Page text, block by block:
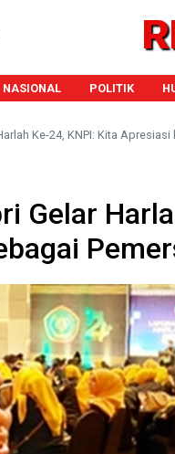
NASIONAL POLITIK
Ke-24, KNPI: Kita
Gelar